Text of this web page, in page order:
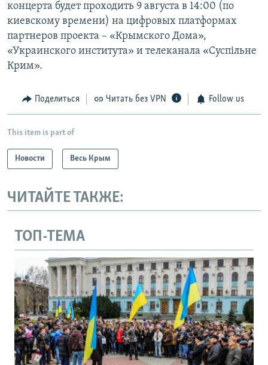
концерта будет проходить 9 августа в 14:00 (по
киевскому времени) на цифровых платформах
партнеров проекта – «Крымского Дома»,
«Украинского института» и телеканала «Суспільне
Крим».
Поделиться Читать без VPN Follow us
This item is part of
Новости Весь Крым
ЧИТАЙТЕ ТАКЖЕ:
ТОП-ТЕМА